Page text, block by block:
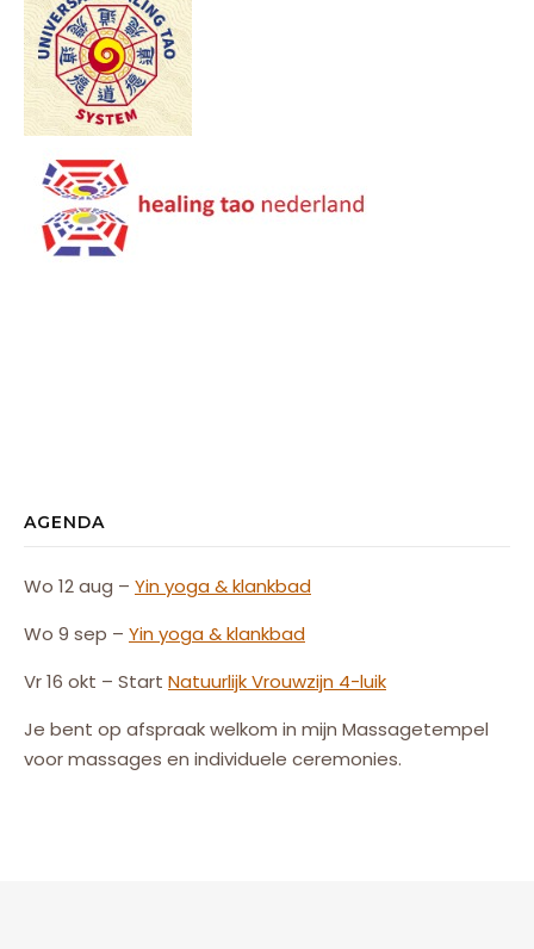
AGENDA
Wo 12 aug – Yin yoga & klankbad
Wo 9 sep – Yin yoga & klankbad
Vr 16 okt – Start NatuurlijkVrouwzijn 4-luik
Je bent op afspraak welkom in mijn Massagetempel
voor massages en individuele ceremonies.